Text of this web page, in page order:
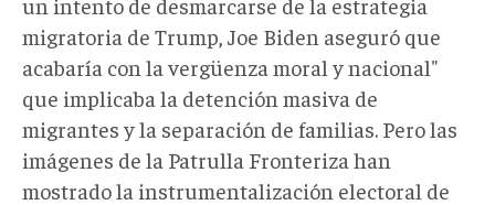
migratoria de Trump, Joe Biden aseguró que
acabaría con la vergüenza moral y nacional"
que implicaba la detención masiva de
migrantes y la separación de familias. Pero las
imágenes de la Patrulla Fronteriza han
mostrado la instrumentalización electoral de